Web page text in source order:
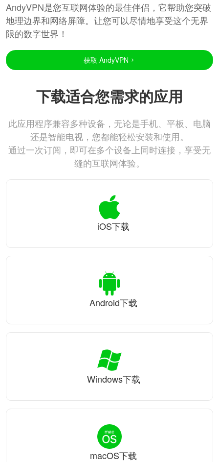
AndyVPN是您互联网体验的最佳伴侣，它帮助您突破
地理边界和网络屏障。让您可以尽情地享受这个无界
限的数字世界！
获取 AndyVPN
下载适合您需求的应用
此应用程序兼容多种设备，无论是手机、平板、电脑
还是智能电视，您都能轻松安装和使用。
通过一次订阅，即可在多个设备上同时连接，享受无
缝的互联网体验。
iOS下载
Android下载
Windows下载
macOS下载